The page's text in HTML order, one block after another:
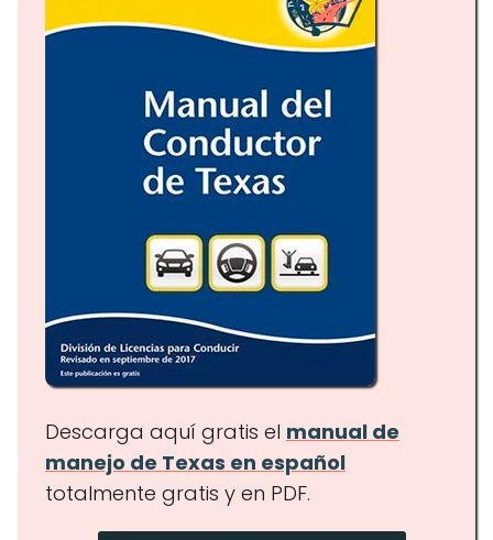
Descarga aquí gratis el manual de
manejo de Texas en español
totalmente gratis y en PDF.